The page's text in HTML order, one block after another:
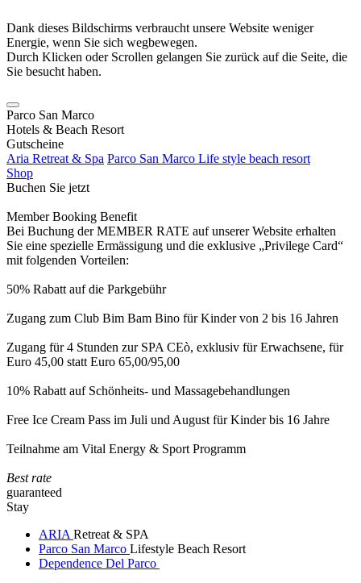
Dank dieses Bildschirms verbraucht unsere Website weniger
Energie, wenn Sie sich wegbewegen.
Durch Klicken oder Scrollen gelangen Sie zurück auf die Seite, die
Sie besucht haben.
Parco San Marco
Hotels & Beach Resort
Gutscheine
Aria Retreat & Spa Parco San Marco Life style beach resort
Shop
Buchen Sie jetzt
Member Booking Benefit
Bei Buchung der MEMBER RATE auf unserer Website erhalten
Sie eine spezielle Ermässigung und die exklusive „Privilege Card“
mit folgenden Vorteilen:
50% Rabatt auf die Parkgebühr
Zugang zum Club Bim Bam Bino für Kinder von 2 bis 16 Jahren
Zugang für 4 Stunden zur SPA CEò, exklusiv für Erwachsene, für
Euro 45,00 statt Euro 65,00/95,00
10% Rabatt auf Schönheits- und Massagebehandlungen
Free Ice Cream Pass im Juli und August für Kinder bis 16 Jahre
Teilnahme am Vital Energy & Sport Programm
Best rate
guaranteed
Stay
ARIA Retreat & SPA
Parco San Marco Lifestyle Beach Resort
Dependence Del Parco